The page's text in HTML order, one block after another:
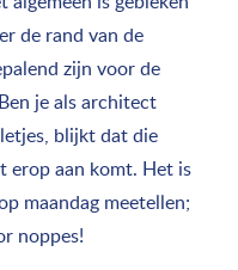
de rand van de
zijn voor de
je als architect
blijkt dat die
erop aan komt. Het is
maandag meetellen;
noppes!